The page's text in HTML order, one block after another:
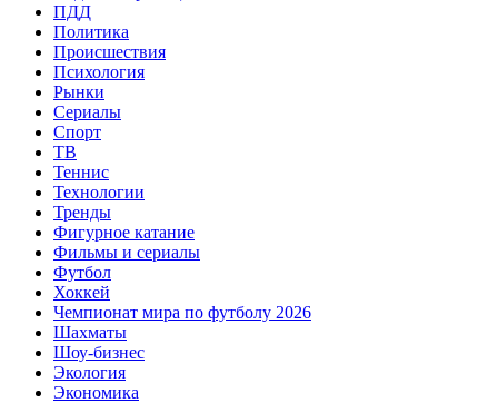
ПДД
Политика
Происшествия
Психология
Рынки
Сериалы
Спорт
ТВ
Теннис
Технологии
Тренды
Фигурное катание
Фильмы и сериалы
Футбол
Хоккей
Чемпионат мира по футболу 2026
Шахматы
Шоу-бизнес
Экология
Экономика